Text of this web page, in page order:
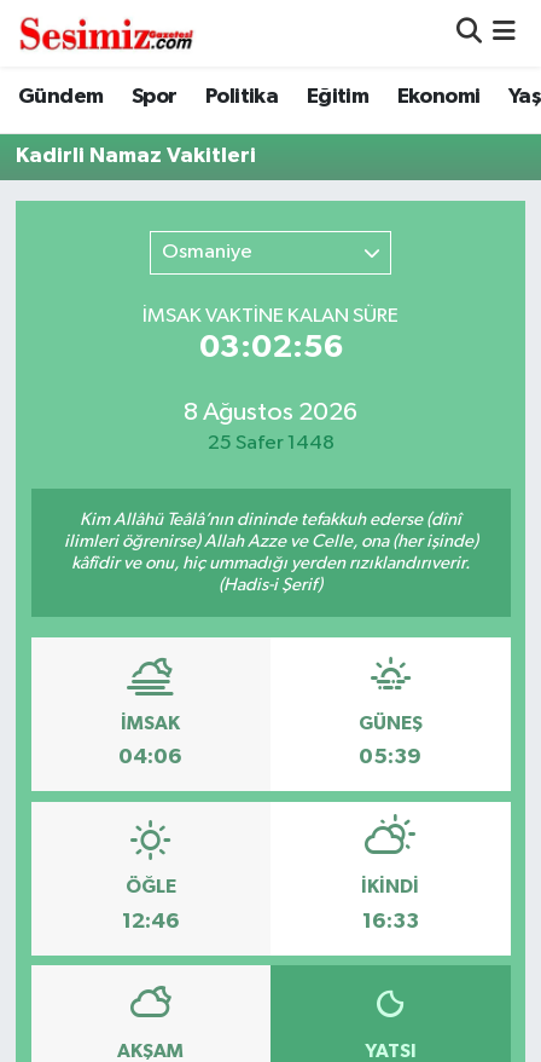
Gündem Spor Politika Eğitim Ekonomi
Kadirli Namaz Vakitleri
Osmaniye
İMSAK VAKTİNE KALAN SÜRE
03:02:56
8 Ağustos 2026
25 Safer 1448
Kim Allâhü Teâlâ’nın dininde tefakkuh ederse (dînî
ilimleri öğrenirse) Allah Azze ve Celle, ona (her işinde)
kâfîdir ve onu, hiç ummadığı yerden rızıklandırıverir.
(Hadis-i Şerif)
İMSAK
04:06
GÜNEŞ
05:39
ÖĞLE
12:46
İKINDI
16:33
AKŞAM YATSI
Dünya
Eğitim
Sağlık
Tokat Haberleri
Yaşam
Nöbetçi Eczaneler
Hava Durumu
Trafik Durumu
Süper Lig Puan Durumu ve Fikstür
Tüm Manşetler
Haber Arşivi